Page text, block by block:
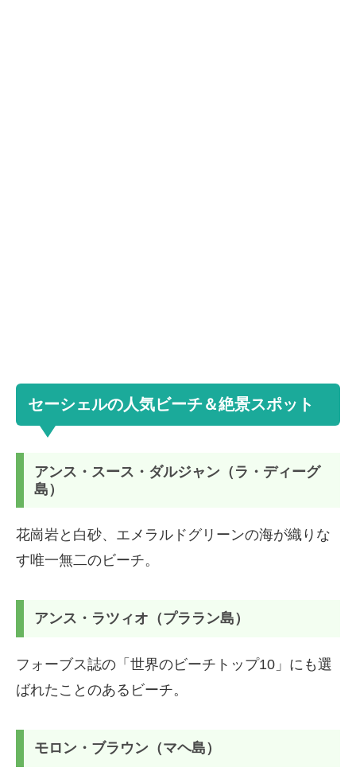
セーシェルの人気ビーチ＆絶景スポット
アンス・スース・ダルジャン（ラ・ディーグ
島）
花崗岩と白砂、エメラルドグリーンの海が織りな
す唯一無二のビーチ。
アンス・ラツィオ（プララン島）
フォーブス誌の「世界のビーチトップ10」にも選
ばれたことのあるビーチ。
モロン・ブラウン（マヘ島）